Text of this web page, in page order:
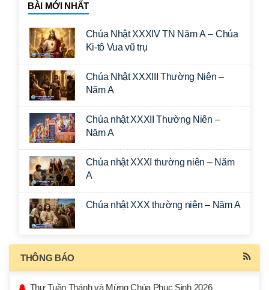
BÀI MỚI NHẤT
Chúa Nhật XXXIV TN Năm A – Chúa
Ki-tô Vua vũ trụ
Chúa Nhật XXXIII Thường Niên –
Năm A
Chúa nhật XXXII Thường Niên –
Năm A
Chúa nhật XXXI thường niên – Năm
A
Chúa nhật XXX thường niên – Năm A
THÔNG BÁO
Thư Tuần Thánh và Mừng Chúa Phục Sinh 2026